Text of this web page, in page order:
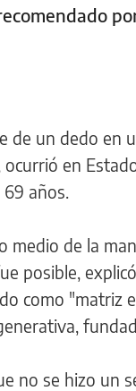
un dedo en
en
años.
medio de la
posible,
como "matriz
no se hizo un